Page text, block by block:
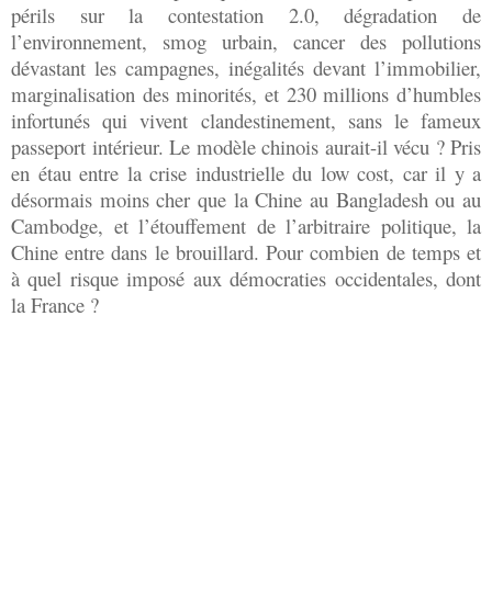
périls sur la contestation 2.0, dégradation de
l’environnement, smog urbain, cancer des pollutions
dévastant les campagnes, inégalités devant l’immobilier,
marginalisation des minorités, et 230 millions d’humbles
infortunés qui vivent clandestinement, sans le fameux
passeport intérieur. Le modèle chinois aurait-il vécu ? Pris
en étau entre la crise industrielle du low cost, car il y a
désormais moins cher que la Chine au Bangladesh ou au
Cambodge, et l’étouffement de l’arbitraire politique, la
Chine entre dans le brouillard. Pour combien de temps et
à quel risque imposé aux démocraties occidentales, dont
la France ?